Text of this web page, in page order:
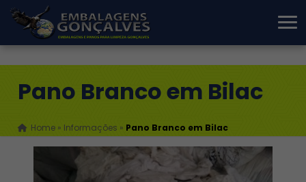
Pano Branco em Bilac
Home » Informações » Pano Branco em Bilac